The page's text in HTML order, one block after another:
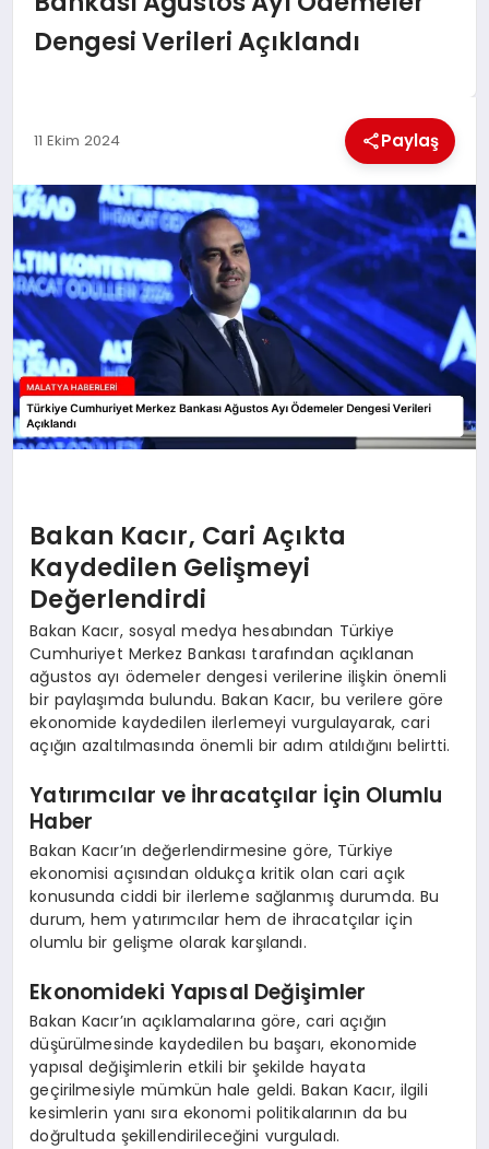
EĞITIM
MAGAZIN
SAĞLIK
SIYASET
SPOR
TEKNOLOJI
Dengesi Verileri Açıklandı
11 Ekim 2024 Paylaş
Bakan Kacır, Cari Açıkta
Kaydedilen Gelişmeyi
Değerlendirdi
Bakan Kacır, sosyal medya hesabından Türkiye
Cumhuriyet Merkez Bankası tarafından açıklanan
ağustos ayı ödemeler dengesi verilerine ilişkin önemli
bir paylaşımda bulundu. Bakan Kacır, bu verilere göre
ekonomide kaydedilen ilerlemeyi vurgulayarak, cari
açığın azaltılmasında önemli bir adım atıldığını belirtti.
Yatırımcılar ve İhracatçılar İçin Olumlu
Haber
Bakan Kacır’ın değerlendirmesine göre, Türkiye
ekonomisi açısından oldukça kritik olan cari açık
konusunda ciddi bir ilerleme sağlanmış durumda. Bu
durum, hem yatırımcılar hem de ihracatçılar için
olumlu bir gelişme olarak karşılandı.
Ekonomideki Yapısal Değişimler
Bakan Kacır’ın açıklamalarına göre, cari açığın
düşürülmesinde kaydedilen bu başarı, ekonomide
yapısal değişimlerin etkili bir şekilde hayata
geçirilmesiyle mümkün hale geldi. Bakan Kacır, ilgili
kesimlerin yanı sıra ekonomi politikalarının da bu
doğrultuda şekillendirileceğini vurguladı.